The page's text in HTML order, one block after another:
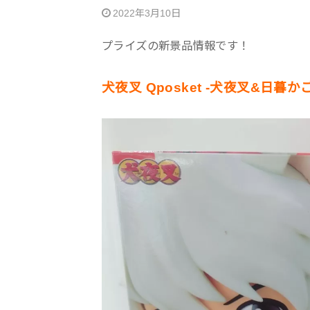
2022年3月10日
プライズの新景品情報です！
犬夜叉 Qposket -犬夜叉&日暮か